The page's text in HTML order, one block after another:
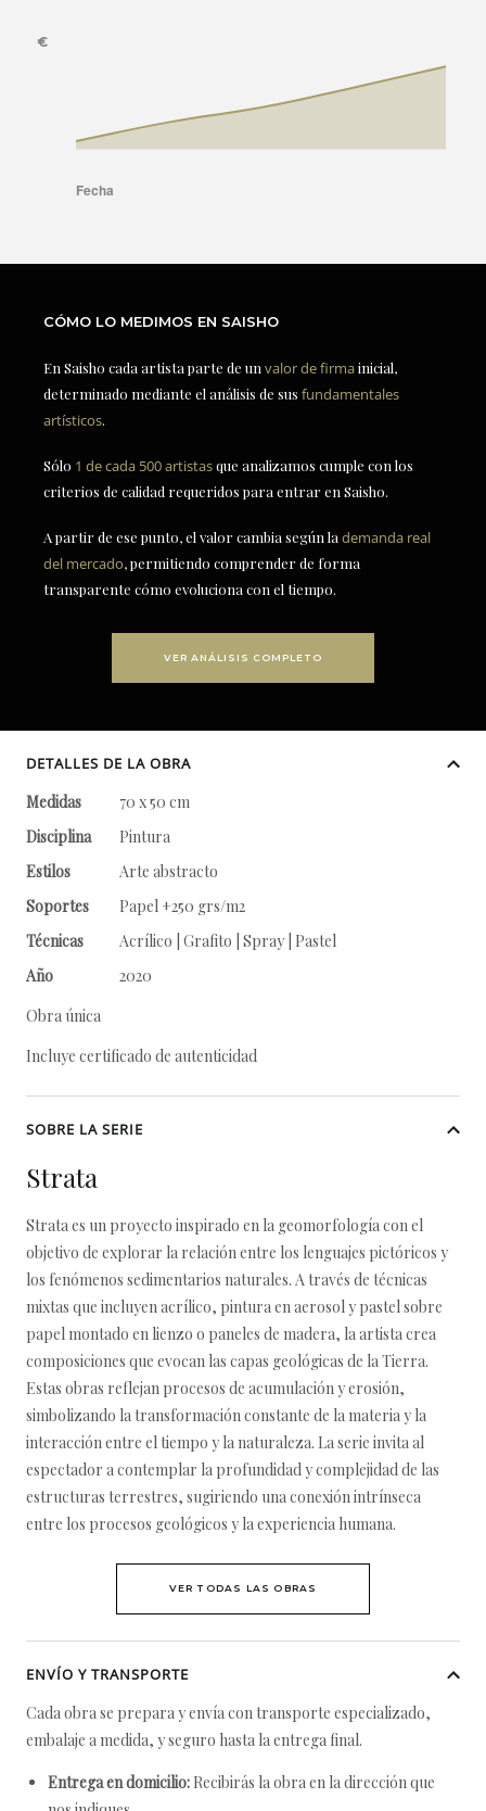
CÓMO LO MEDIMOS EN SAISHO
En Saisho cada artista parte de un valor de firmainicial,
determinado mediante el análisis de sus fundamentales
artísticos.
Sólo 1 de cada 500 artistasque analizamos cumple con los
criterios de calidad requeridos para entrar en Saisho.
A partir de ese punto, el valor cambia según la demanda real
del mercado, permitiendo comprender de forma
transparente cómo evoluciona con el tiempo.
VER ANÁLISIS COMPLETO
DETALLES DE LA OBRA
Medidas
70 x 50 cm
Disciplina
Pintura
Estilos
Arte abstracto
Soportes
Papel +250 grs/m2
Técnicas
Acrílico | Grafito | Spray | Pastel
Año
2020
Obra única
Incluye certificado de autenticidad
SOBRE LA SERIE
Strata
Strata es un proyecto inspirado en la geomorfología con el
objetivo de explorar la relación entre los lenguajes pictóricos y
los fenómenos sedimentarios naturales. A través de técnicas
mixtas que incluyen acrílico, pintura en aerosol y pastel sobre
papel montado en lienzo o paneles de madera, la artista crea
composiciones que evocan las capas geológicas de la Tierra.
Estas obras reflejan procesos de acumulación y erosión,
simbolizando la transformación constante de la materia y la
interacción entre el tiempo y la naturaleza. La serie invita al
espectador a contemplar la profundidad y complejidad de las
estructuras terrestres, sugiriendo una conexión intrínseca
entre los procesos geológicos y la experiencia humana.
VER TODAS LAS OBRAS
ENVÍO Y TRANSPORTE
Cada obra se prepara y envía con transporte especializado,
embalaje a medida, y seguro hasta la entrega final.
Entrega en domicilio: Recibirás la obra en la dirección que